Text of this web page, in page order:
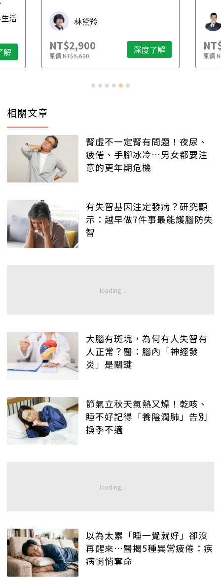
活
解
林黛羚
NT$2,900
原價NT$5,600 深度了解 原價
相關文章
腎虛不一定腎有問題！夜尿、
疲倦、手腳冰冷…男女都要注
意的更年期危機
有失智基因注定發病？研究顯
示：越早做7件事最能護腦防失
智
大腦有斑塊，為何有人失智有
人正常？醫：腦內「神經發
炎」是關鍵
節氣立秋天氣熱又燥！乾咳、
睡不好記得「養陰潤肺」告別
換季不適
以為太累「睡一覺就好」卻沒
再醒來…醫揭5種異常疲倦：疾
病悄悄奪命